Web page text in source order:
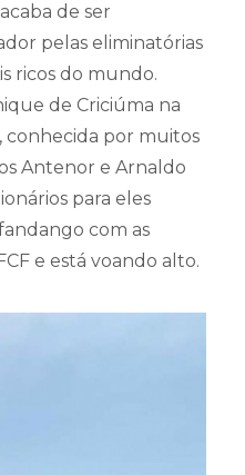
de ser
pelas eliminatórias
ricos do mundo.
de Criciúma na
conhecida por muitos
Antenor e Arnaldo
para eles
com as
e está voando alto.